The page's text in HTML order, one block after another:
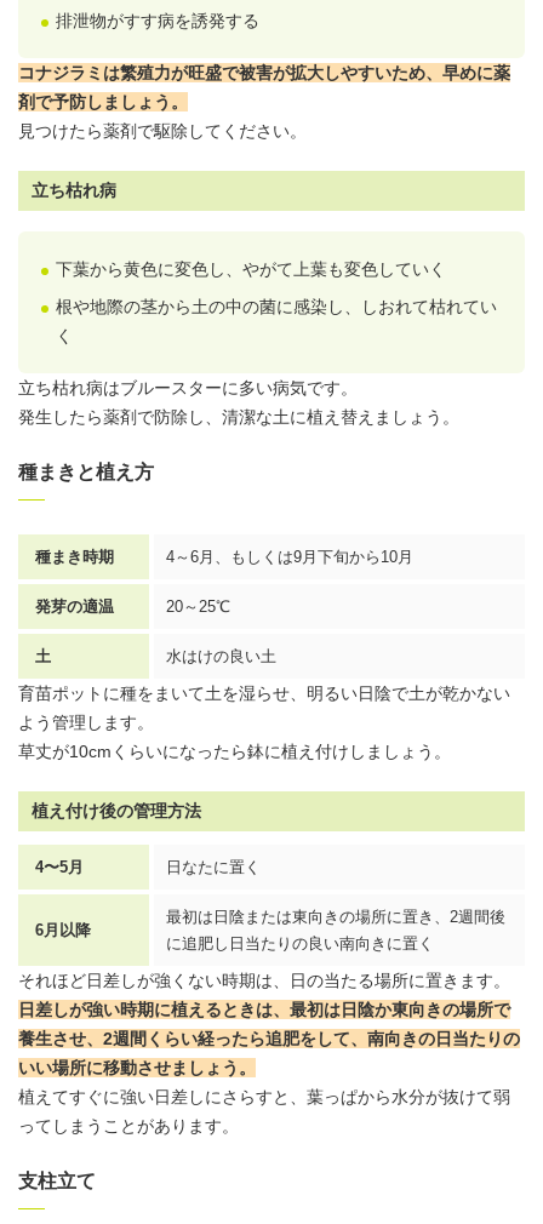
排泄物がすす病を誘発する
コナジラミは繁殖力が旺盛で被害が拡大しやすいため、早めに薬
剤で予防しましょう。
見つけたら薬剤で駆除してください。
立ち枯れ病
下葉から黄色に変色し、やがて上葉も変色していく
根や地際の茎から土の中の菌に感染し、しおれて枯れてい
く
立ち枯れ病はブルースターに多い病気です。
発生したら薬剤で防除し、清潔な土に植え替えましょう。
種まきと植え方
種まき時期 4～6月、もしくは9月下旬から10月
発芽の適温 20～25℃
土 水はけの良い土
育苗ポットに種をまいて土を湿らせ、明るい日陰で土が乾かない
よう管理します。
草丈が10cmくらいになったら鉢に植え付けしましょう。
植え付け後の管理方法
4〜5月 日なたに置く
6月以降
最初は日陰または東向きの場所に置き、2週間後
に追肥し日当たりの良い南向きに置く
それほど日差しが強くない時期は、日の当たる場所に置きます。
日差しが強い時期に植えるときは、最初は日陰か東向きの場所で
養生させ、2週間くらい経ったら追肥をして、南向きの日当たりの
いい場所に移動させましょう。
植えてすぐに強い日差しにさらすと、葉っぱから水分が抜けて弱
ってしまうことがあります。
支柱立て